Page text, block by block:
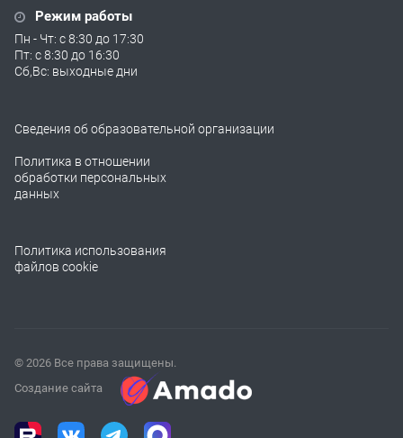
Режим работы
Пн - Чт: с 8:30 до 17:30
Пт: с 8:30 до 16:30
Сб,Вс: выходные дни
Сведения об образовательной организации
Политика в отношении
обработки персональных
данных
Политика использования
файлов cookie
© 2026 Все права защищены.
Создание сайта